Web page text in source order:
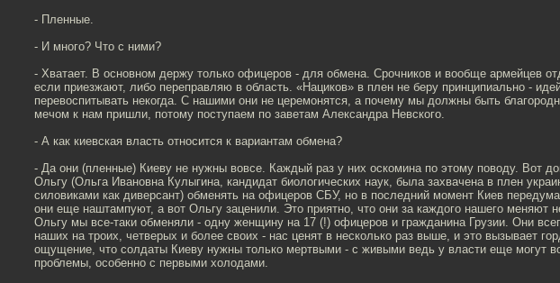
- Пленные.
- И много? Что с ними?
- Хватает. В основном держу только офицеров - для обмена. Срочников и вообще армейцев
если приезжают, либо переправляю в область. «Нациков» в плен не беру принципиально -
перевоспитывать некогда. С нашими они не церемонятся, а почему мы должны быть
мечом к нам пришли, потому поступаем по заветам Александра Невского.
- А как киевская власть относится к вариантам обмена?
- Да они (пленные) Киеву не нужны вовсе. Каждый раз у них оскомина по этому поводу. Вот
Ольгу (Ольга Ивановна Кулыгина, кандидат биологических наук, была захвачена в плен
силовиками как диверсант) обменять на офицеров СБУ, но в последний момент Киев
они еще наштампуют, а вот Ольгу заценили. Это приятно, что они за каждого нашего меняют
Ольгу мы все-таки обменяли - одну женщину на 17 (!) офицеров и гражданина Грузии. Они
наших на троих, четверых и более своих - нас ценят в несколько раз выше, и это вызывает
ощущение, что солдаты Киеву нужны только мертвыми - с живыми ведь у власти еще могут
проблемы, особенно с первыми холодами.